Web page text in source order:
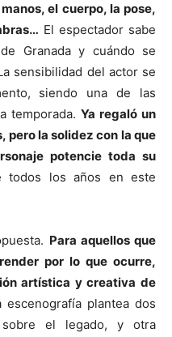
el cuerpo, la pose,
El espectador sabe
Granada y cuándo se
sensibilidad del actor se
siendo una de las
temporada. Ya regaló un
pero la solidez con la que
potencie toda su
todos los años en este
Para aquellos que
por lo que ocurre,
artística y creativa de
escenografía plantea dos
sobre el legado, y otra